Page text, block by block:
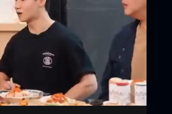
Settings